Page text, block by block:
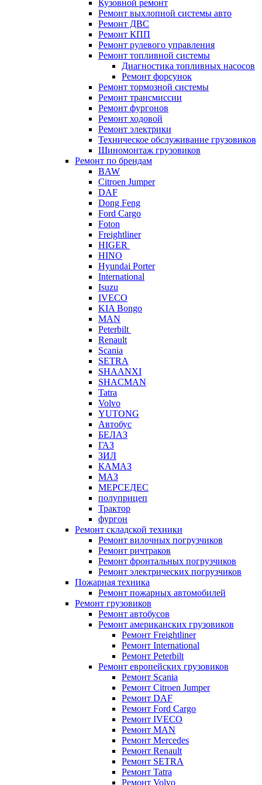
Кузовной ремонт
Ремонт выхлопной системы авто
Ремонт ДВС
Ремонт КПП
Ремонт рулевого управления
Ремонт топливной системы
Диагностика топливных насосов
Ремонт форсунок
Ремонт тормозной системы
Ремонт трансмиссии
Ремонт фургонов
Ремонт ходовой
Ремонт электрики
Техническое обслуживание грузовиков
Шиномонтаж грузовиков
Ремонт по брендам
BAW
Citroen Jumper
DAF
Dong Feng
Ford Cargo
Foton
Freightliner
HIGER
HINO
Hyundai Porter
International
Isuzu
IVECO
KIA Bongo
MAN
Peterbilt
Renault
Scania
SETRA
SHAANXI
SHACMAN
Tatra
Volvo
YUTONG
Автобус
БЕЛАЗ
ГАЗ
ЗИЛ
КАМАЗ
МАЗ
МЕРСЕДЕС
полуприцеп
Трактор
фургон
Ремонт складской техники
Ремонт вилочных погрузчиков
Ремонт ричтраков
Ремонт фронтальных погрузчиков
Ремонт электрических погрузчиков
Пожарная техника
Ремонт пожарных автомобилей
Ремонт грузовиков
Ремонт автобусов
Ремонт американских грузовиков
Ремонт Freightliner
Ремонт International
Ремонт Peterbilt
Ремонт европейских грузовиков
Ремонт Scania
Ремонт Citroen Jumper
Ремонт DAF
Ремонт Ford Cargo
Ремонт IVECO
Ремонт MAN
Ремонт Mercedes
Ремонт Renault
Ремонт SETRA
Ремонт Tatra
Ремонт Volvo